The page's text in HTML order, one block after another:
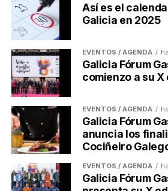
Así es el
Galicia en 2025
EVENTOS / AGENDA
Galicia Fórum
comienzo a su X
EVENTOS / AGENDA
Galicia Fórum
anuncia los
Cociñeiro
EVENTOS / AGENDA
Galicia Fórum